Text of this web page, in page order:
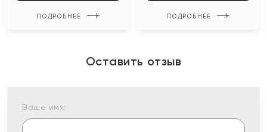
ПОДРОБНЕЕ ПОДРОБНЕЕ
Оставить отзыв
Ваше имя: